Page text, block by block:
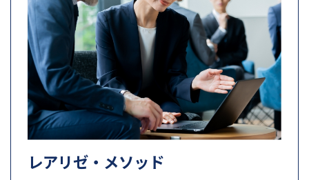
レアリゼ・メソッド